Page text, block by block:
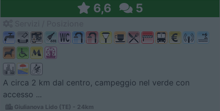
6,6 5
A circa 2 km dal centro, campeggio nel verde con
accesso ...
Giulianova Lido (TE) - 24km